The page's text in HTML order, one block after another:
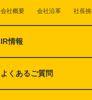
会社概要 会社沿革 社長
IR情報
よくあるご質問